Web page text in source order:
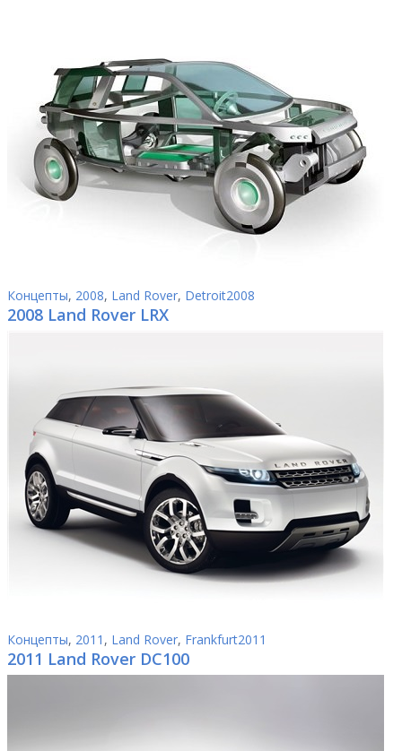
Концепты, 2008, Land Rover, Detroit2008
2008 Land Rover LRX
Концепты, 2011 , Land Rover, Frankfurt2011
2011 Land Rover DC100